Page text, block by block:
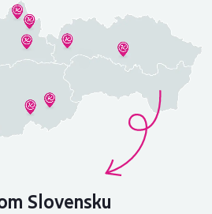
Slovensku